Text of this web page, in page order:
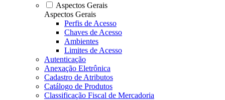
Aspectos Gerais
Aspectos Gerais
Perfis de Acesso
Chaves de Acesso
Ambientes
Limites de Acesso
Autenticação
Anexação Eletrônica
Cadastro de Atributos
Catálogo de Produtos
Classificação Fiscal de Mercadoria